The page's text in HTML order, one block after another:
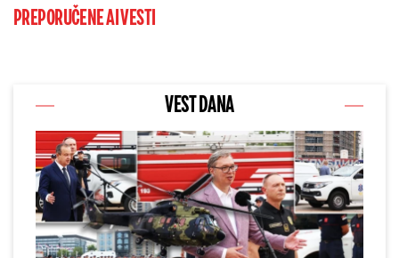
PREPORUČENE AI VESTI
VEST DANA